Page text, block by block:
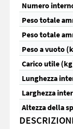
Numero
Peso totale
Peso totale
Peso a vuoto
Carico utile
Lunghezza
Larghezza